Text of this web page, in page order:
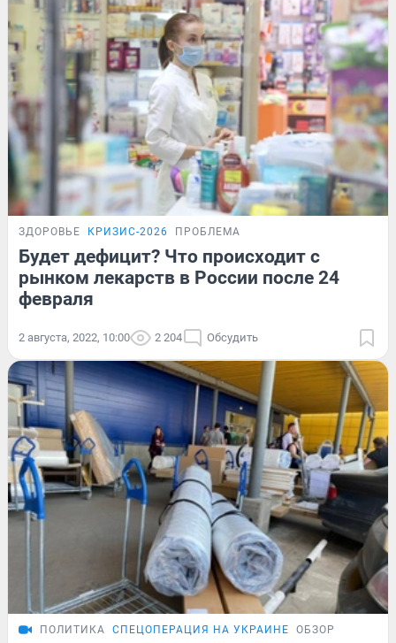
ЗДОРОВЬЕ КРИЗИС-2026 ПРОБЛЕМА
Будет дефицит? Что происходит с
рынком лекарств в России после 24
февраля
2 августа, 2022, 10:00 2 204 Обсудить
ПОЛИТИКА СПЕЦОПЕРАЦИЯ НА УКРАИНЕ ОБЗОР